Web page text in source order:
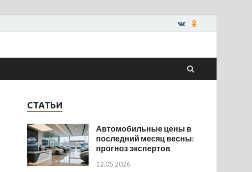
СТАТЬИ
Автомобильные цены в
последний месяц весны:
прогноз экспертов
12.05.2026